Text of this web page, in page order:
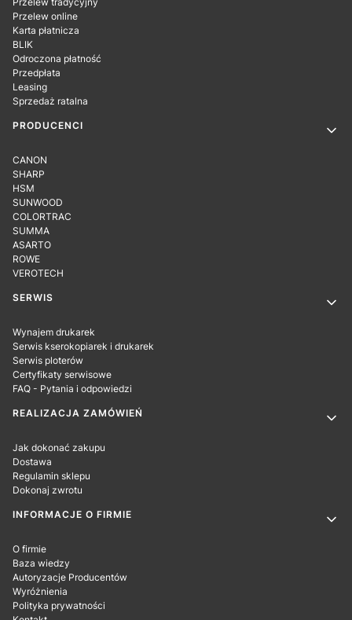
Przelew online
Karta płatnicza
BLIK
Odroczona płatność
Przedpłata
Leasing
Sprzedaż ratalna
PRODUCENCI
CANON
SHARP
HSM
SUNWOOD
COLORTRAC
SUMMA
ASARTO
ROWE
VEROTECH
SERWIS
Wynajem drukarek
Serwis kserokopiarek i drukarek
Serwis ploterów
Certyfikaty serwisowe
FAQ - Pytania i odpowiedzi
REALIZACJA ZAMÓWIEŃ
Jak dokonać zakupu
Dostawa
Regulamin sklepu
Dokonaj zwrotu
INFORMACJE O FIRMIE
O firmie
Baza wiedzy
Autoryzacje Producentów
Wyróżnienia
Polityka prywatności